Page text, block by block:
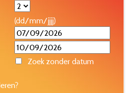
(dd/mm/jjjj)
Zoek zonder datum